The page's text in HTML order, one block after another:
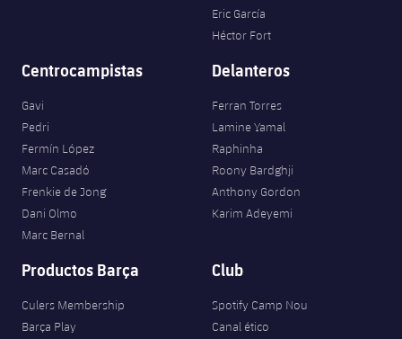
Eric García
Héctor Fort
Centrocampistas
Gavi
Pedri
Fermín López
Marc Casadó
Frenkie de Jong
Dani Olmo
Marc Bernal
Delanteros
Ferran Torres
Lamine Yamal
Raphinha
Roony Bardghji
Anthony Gordon
Karim Adeyemi
Productos Barça
Culers Membership
Barça Play
Club
Spotify Camp Nou
Canal ético